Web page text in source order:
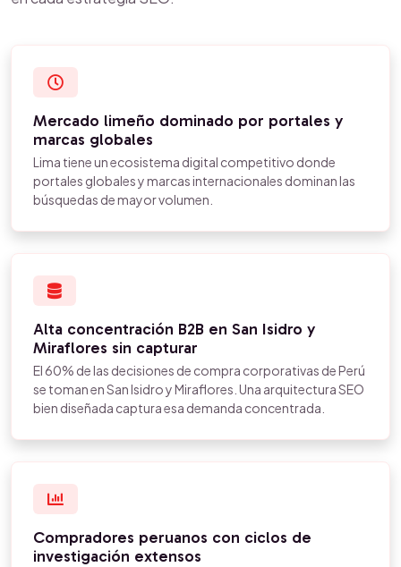
Mercado limeño dominado por portales y
marcas globales
Lima tiene un ecosistema digital competitivo donde
portales globales y marcas internacionales dominan las
búsquedas de mayor volumen.
Alta concentración B2B en San Isidro y
Miraflores sin capturar
El 60% de las decisiones de compra corporativas de Perú
se toman en San Isidro y Miraflores. Una arquitectura SEO
bien diseñada captura esa demanda concentrada.
Compradores peruanos con ciclos de
investigación extensos